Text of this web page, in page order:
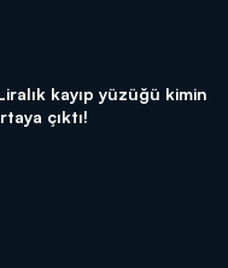
kayıp yüzüğü kimin
çıktı!